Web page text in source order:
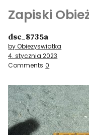
Zapiski
Podróże
Kultura i sztuka
Kątem oka
O-fiszki
dsc_8735a
by Obiezyswiatka
4. stycznia 2023
Comments 0